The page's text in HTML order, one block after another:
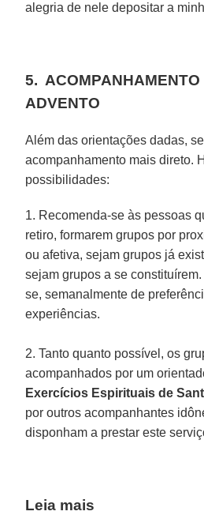
alegria de nele depositar a
5.
ADVENTO
Além das orientações dadas,
acompanhamento mais direto.
possibilidades:
1. Recomenda-se às pessoas
retiro, formarem grupos por
ou afetiva, sejam grupos já
sejam grupos a se
se, semanalmente de
experiências.
2. Tanto quanto possível, os
acompanhados por um
Exercícios Espirituais de
por outros acompanhantes
disponham a prestar este
Leia mais